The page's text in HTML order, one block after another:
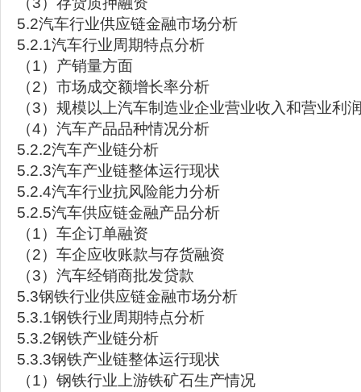
5.2汽车行业供应链金融市场分析
5.2.1汽车行业周期特点分析
（1）产销量方面
（2）市场成交额增长率分析
（3）规模以上汽车制造业企业营业收入和营业利
（4）汽车产品品种情况分析
5.2.2汽车产业链分析
5.2.3汽车产业链整体运行现状
5.2.4汽车行业抗风险能力分析
5.2.5汽车供应链金融产品分析
（1）车企订单融资
（2）车企应收账款与存货融资
（3）汽车经销商批发贷款
5.3钢铁行业供应链金融市场分析
5.3.1钢铁行业周期特点分析
5.3.2钢铁产业链分析
5.3.3钢铁产业链整体运行现状
（1）钢铁行业上游铁矿石生产情况